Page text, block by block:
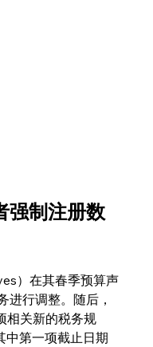
强制注册数
）在其春季预算声
进行调整。随后，
相关新的税务规
中第一项截止日期